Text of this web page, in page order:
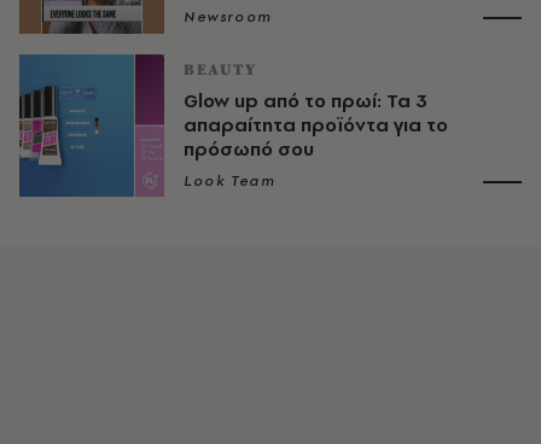
Newsroom
BEAUTY
Glow up από το πρωί: Τα 3
απαραίτητα προϊόντα για το
πρόσωπό σου
Look Team